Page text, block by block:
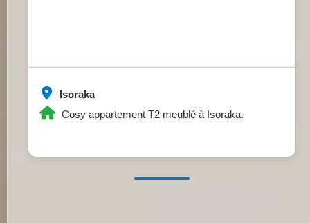
Isoraka
Cosy appartement T2 meublé à Isoraka.